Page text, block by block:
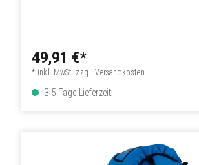
49,91 €*
* inkl. MwSt. zzgl. Versandkosten
3-5 Tage Lieferzeit